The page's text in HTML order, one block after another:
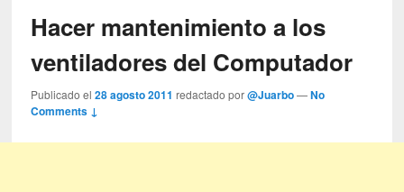
Hacer mantenimiento a los
ventiladores del Computador
Publicado el28 agosto 2011 redactado por@Juarbo —No
Comments ↓